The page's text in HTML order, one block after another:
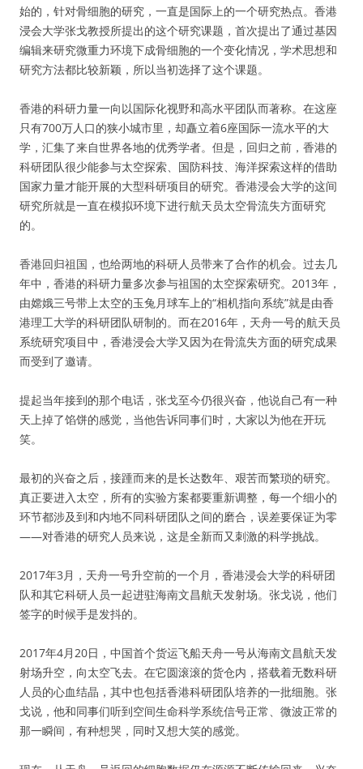
始的，针对骨细胞的研究，一直是国际上的一个研究热点。香港
浸会大学张戈教授所提出的这个研究课题，首次提出了通过基因
编辑来研究微重力环境下成骨细胞的一个变化情况，学术思想和
研究方法都比较新颖，所以当初选择了这个课题。
香港的科研力量一向以国际化视野和高水平团队而著称。在这座
只有700万人口的狭小城市里，却矗立着6座国际一流水平的大
学，汇集了来自世界各地的优秀学者。但是，回归之前，香港的
科研团队很少能参与太空探索、国防科技、海洋探索这样的借助
国家力量才能开展的大型科研项目的研究。香港浸会大学的这间
研究所就是一直在模拟环境下进行航天员太空骨流失方面研究
的。
香港回归祖国，也给两地的科研人员带来了合作的机会。过去几
年中，香港的科研力量多次参与祖国的太空探索研究。2013年，
由嫦娥三号带上太空的玉兔月球车上的“相机指向系统”就是由香
港理工大学的科研团队研制的。而在2016年，天舟一号的航天员
系统研究项目中，香港浸会大学又因为在骨流失方面的研究成果
而受到了邀请。
提起当年接到的那个电话，张戈至今仍很兴奋，他说自己有一种
天上掉了馅饼的感觉，当他告诉同事们时，大家以为他在开玩
笑。
最初的兴奋之后，接踵而来的是长达数年、艰苦而繁琐的研究。
真正要进入太空，所有的实验方案都要重新调整，每一个细小的
环节都涉及到和内地不同科研团队之间的磨合，误差要保证为零
——对香港的研究人员来说，这是全新而又刺激的科学挑战。
2017年3月，天舟一号升空前的一个月，香港浸会大学的科研团
队和其它科研人员一起进驻海南文昌航天发射场。张戈说，他们
签字的时候手是发抖的。
2017年4月20日，中国首个货运飞船天舟一号从海南文昌航天发
射场升空，向太空飞去。在它圆滚滚的货仓内，搭载着无数科研
人员的心血结晶，其中也包括香港科研团队培养的一批细胞。张
戈说，他和同事们听到空间生命科学系统信号正常、微波正常的
那一瞬间，有种想哭，同时又想大笑的感觉。